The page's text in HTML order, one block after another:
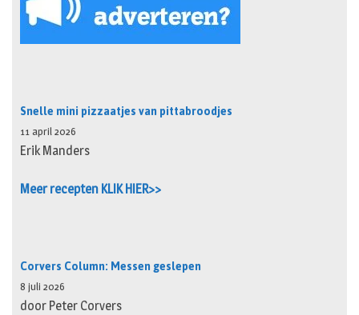
Snelle mini pizzaatjes van pittabroodjes
11 april 2026
Erik Manders
Meer recepten KLIK HIER>>
Corvers Column: Messen geslepen
8 juli 2026
door Peter Corvers